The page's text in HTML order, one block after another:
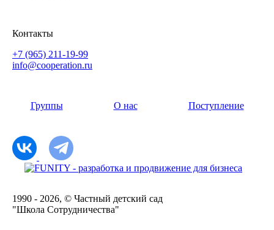
Контакты
+7 (965) 211-19-99
info@cooperation.ru
Группы О нас Поступление
1990 - 2026, © Частный детский сад
"Школа Сотрудничества"